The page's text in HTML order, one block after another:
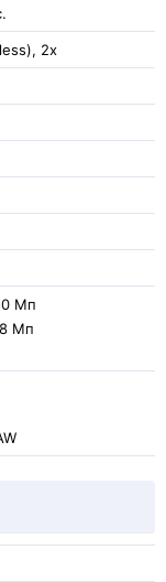
2x
Мп
Мп